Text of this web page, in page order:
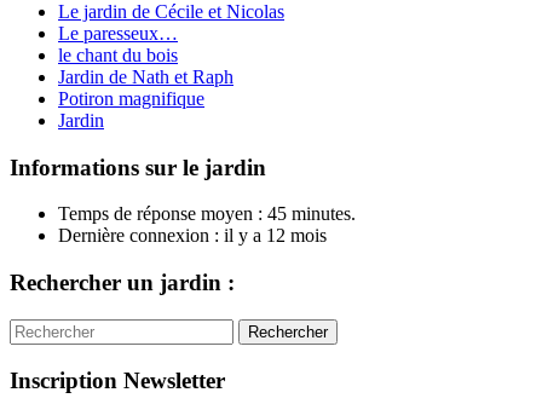
Le jardin de Cécile et Nicolas
Le paresseux…
le chant du bois
Jardin de Nath et Raph
Potiron magnifique
Jardin
Informations sur le jardin
Temps de réponse moyen : 45 minutes.
Dernière connexion : il y a 12 mois
Rechercher un jardin :
Rechercher
Inscription Newsletter